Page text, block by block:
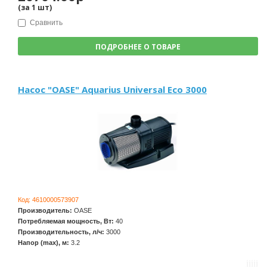
(за 1 шт)
Сравнить
ПОДРОБНЕЕ О ТОВАРЕ
Насос "OASE" Aquarius Universal Eco 3000
Код: 4610000573907
Производитель: OASE
Потребляемая мощность, Вт: 40
Производительность, л/ч: 3000
Напор (max), м: 3.2